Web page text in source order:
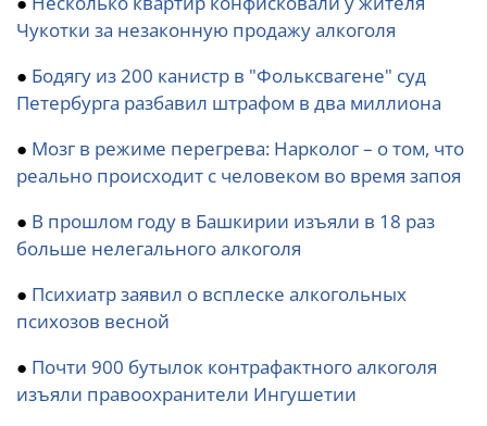
Чукотки за незаконную продажу алкоголя
● Бодягу из 200 канистр в "Фольксвагене" суд
Петербурга разбавил штрафом в два миллиона
● Мозг в режиме перегрева: Нарколог – о том, что
реально происходит с человеком во время запоя
● В прошлом году в Башкирии изъяли в 18 раз
больше нелегального алкоголя
● Психиатр заявил о всплеске алкогольных
психозов весной
● Почти 900 бутылок контрафактного алкоголя
изъяли правоохранители Ингушетии